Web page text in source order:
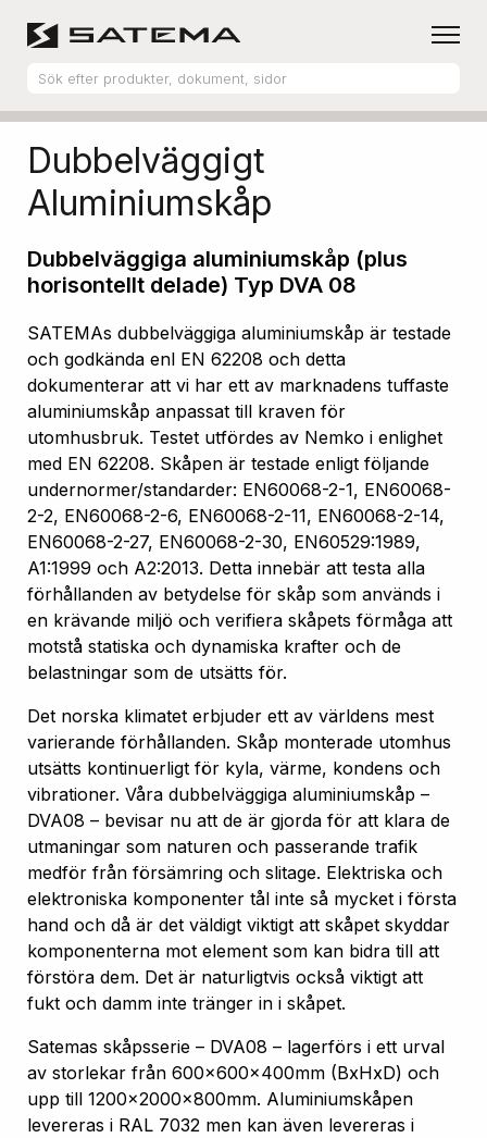
Produktsortiment Aluminiumskåp
Dubbelväggigt
Aluminiumskåp
Dubbelväggiga aluminiumskåp (plus
horisontellt delade) Typ DVA 08
SATEMAs dubbelväggiga aluminiumskåp är testade
och godkända enl EN 62208 och detta
dokumenterar att vi har ett av marknadens tuffaste
aluminiumskåp anpassat till kraven för
utomhusbruk. Testet utfördes av Nemko i enlighet
med EN 62208. Skåpen är testade enligt följande
undernormer/standarder: EN60068-2-1, EN60068-
2-2, EN60068-2-6, EN60068-2-11, EN60068-2-14,
EN60068-2-27, EN60068-2-30, EN60529:1989,
A1:1999 och A2:2013. Detta innebär att testa alla
förhållanden av betydelse för skåp som används i
en krävande miljö och verifiera skåpets förmåga att
motstå statiska och dynamiska krafter och de
belastningar som de utsätts för.
Det norska klimatet erbjuder ett av världens mest
varierande förhållanden. Skåp monterade utomhus
utsätts kontinuerligt för kyla, värme, kondens och
vibrationer. Våra dubbelväggiga aluminiumskåp –
DVA08 – bevisar nu att de är gjorda för att klara de
utmaningar som naturen och passerande trafik
medför från försämring och slitage. Elektriska och
elektroniska komponenter tål inte så mycket i första
hand och då är det väldigt viktigt att skåpet skyddar
komponenterna mot element som kan bidra till att
förstöra dem. Det är naturligtvis också viktigt att
fukt och damm inte tränger in i skåpet.
Satemas skåpsserie – DVA08 – lagerförs i ett urval
av storlekar från 600x600x400mm (BxHxD) och
upp till 1200x2000x800mm. Aluminiumskåpen
levereras i RAL 7032 men kan även levereras i